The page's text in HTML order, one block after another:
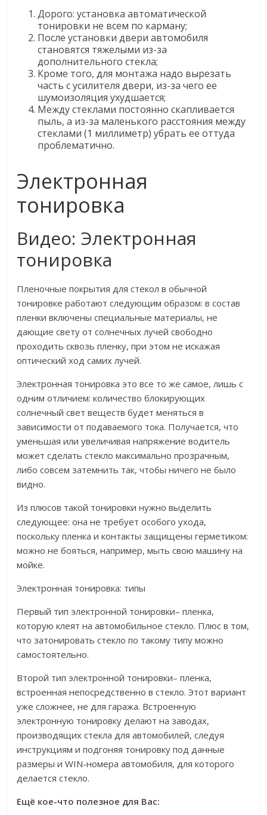
Дорого: установка автоматической
тонировки не всем по карману;
После установки двери автомобиля
становятся тяжелыми из-за
дополнительного стекла;
Кроме того, для монтажа надо вырезать
часть с усилителя двери, из-за чего ее
шумоизоляция ухудшается;
Между стеклами постоянно скапливается
пыль, а из-за маленького расстояния между
стеклами (1 миллиметр) убрать ее оттуда
проблематично.
Электронная
тонировка
Видео: Электронная
тонировка
Пленочные покрытия для стекол в обычной
тонировке работают следующим образом: в состав
пленки включены специальные материалы, не
дающие свету от солнечных лучей свободно
проходить сквозь пленку, при этом не искажая
оптический ход самих лучей.
Электронная тонировка это все то же самое, лишь с
одним отличием: количество блокирующих
солнечный свет веществ будет меняться в
зависимости от подаваемого тока. Получается, что
уменьшая или увеличивая напряжение водитель
может сделать стекло максимально прозрачным,
либо совсем затемнить так, чтобы ничего не было
видно.
Из плюсов такой тонировки нужно выделить
следующее: она не требует особого ухода,
поскольку пленка и контакты защищены герметиком:
можно не бояться, например, мыть свою машину на
мойке.
Электронная тонировка: типы
Первый тип электронной тонировки– пленка,
которую клеят на автомобильное стекло. Плюс в том,
что затонировать стекло по такому типу можно
самостоятельно.
Второй тип электронной тонировки– пленка,
встроенная непосредственно в стекло. Этот вариант
уже сложнее, не для гаража. Встроенную
электронную тонировку делают на заводах,
производящих стекла для автомобилей, следуя
инструкциям и подгоняя тонировку под данные
размеры и WIN-номера автомобиля, для которого
делается стекло.
Ещё кое-что полезное для Вас: